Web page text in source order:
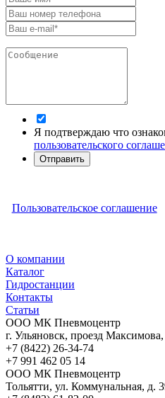
Я подтверждаю что
пользовательского
Отправить
Пользовательское соглашение
О компании
Каталог
Гидростанции
Контакты
Статьи
ООО МК Пневмоцентр
г. Ульяновск, проезд
+7 (8422) 26-34-74
+7 991 462 05 14
ООО МК Пневмоцентр
Тольятти, ул. Коммунальная, д.